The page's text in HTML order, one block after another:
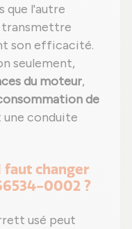
que l'autre
transmettre
son efficacité.
seulement,
du moteur,
de
conduite
faut changer
0002 ?
usé peut